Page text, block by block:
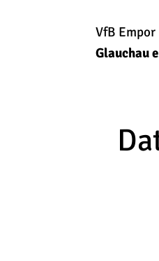
VfB Empor
Glauchau